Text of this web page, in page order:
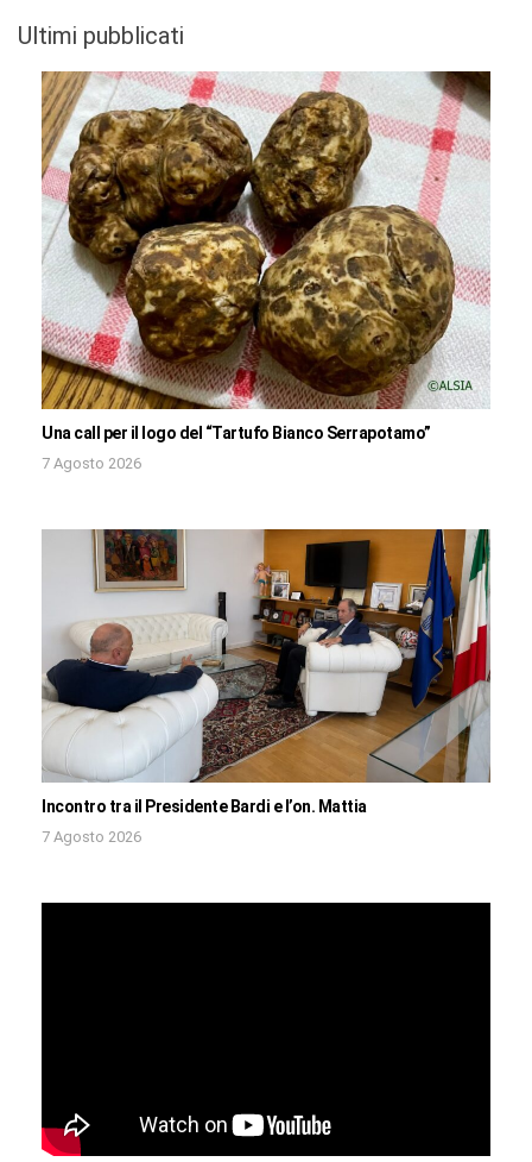
Ultimi pubblicati
Una call per il logo del “Tartufo Bianco Serrapotamo”
7 Agosto 2026
Incontro tra il Presidente Bardi e l’on. Mattia
7 Agosto 2026